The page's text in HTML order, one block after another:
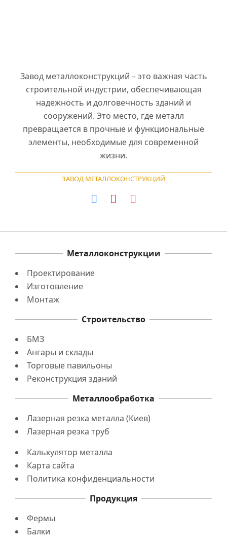
Завод металлоконструкций – это важная часть
строительной индустрии, обеспечивающая
надежность и долговечность зданий и
сооружений. Это место, где металл
превращается в прочные и функциональные
элементы, необходимые для современной
жизни.
ЗАВОД МЕТАЛЛОКОНСТРУКЦИЙ
Металлоконструкции
Проектирование
Изготовление
Монтаж
Строительство
БМЗ
Ангары и склады
Торговые павильоны
Реконструкция зданий
Металлообработка
Лазерная резка металла (Киев)
Лазерная резка труб
Калькулятор металла
Карта сайта
Политика конфиденциальности
Продукция
Фермы
Балки